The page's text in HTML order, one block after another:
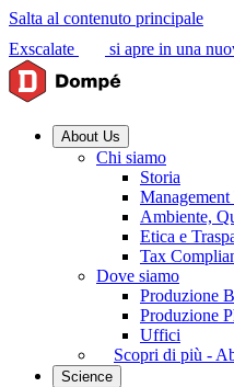
Salta al contenuto principale
Exscalate
si apre in una
About Us
Chi siamo
Storia
Management
Ambiente,
Etica e
Tax
Dove siamo
Produzione
Produzione
Uffici
Scopri di più -
Science